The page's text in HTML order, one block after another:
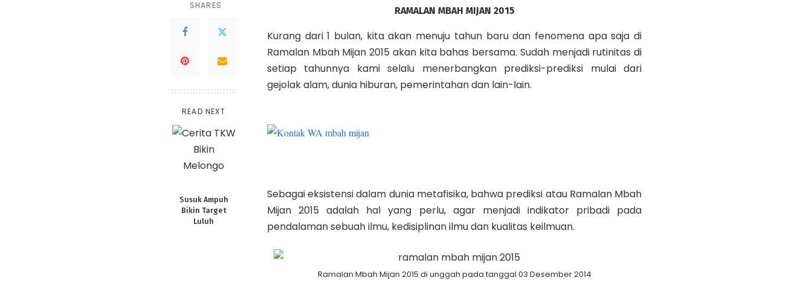
SHARES
READ NEXT
Susuk Ampuh
Bikin Target
Luluh
RAMALAN MBAH MIJAN 2015
Kurang dari 1 bulan, kita akan menuju tahun baru dan fenomena apa saja di
Ramalan Mbah Mijan 2015 akan kita bahas bersama. Sudah menjadi rutinitas di
setiap tahunnya kami selalu menerbangkan prediksi-prediksi mulai dari
gejolak alam, dunia hiburan, pemerintahan dan lain-lain.
Sebagai eksistensi dalam dunia metafisika, bahwa prediksi atau Ramalan Mbah
Mijan 2015 adalah hal yang perlu, agar menjadi indikator pribadi pada
pendalaman sebuah ilmu, kedisiplinan ilmu dan kualitas keilmuan.
Ramalan Mbah Mijan 2015 di unggah pada tanggal 03 Desember 2014